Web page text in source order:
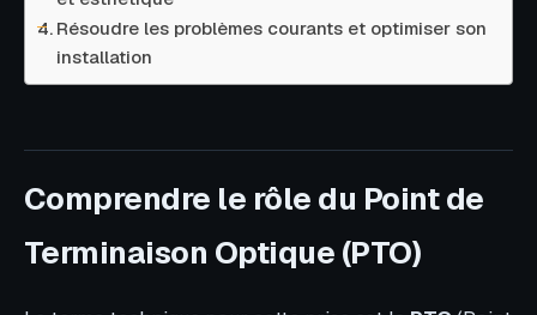
Résoudre les problèmes courants et optimiser son
installation
Comprendre le rôle du Point de
Terminaison Optique (PTO)